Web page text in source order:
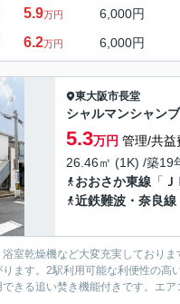
5.9万円 6,000円
6.2万円 6,000円
東大阪市長堂
シャルマンシャン
5.3万円 管理/共益
26.46㎡ (1K) /築19
おおさか東線 「
近鉄難波・奈良線
室乾燥機など大変充実しており
ます。2駅利用可能な利便性の
きる追い焚き機能付きです。エ